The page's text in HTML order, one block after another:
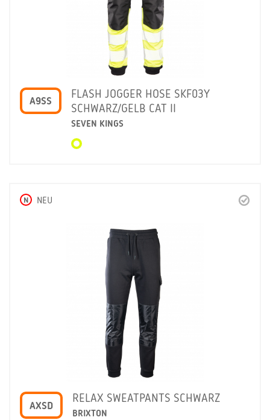
A9SS
FLASH JOGGER HOSE SKF03Y
SCHWARZ/GELB CAT II
SEVEN KINGS
N NEU
AXSD
RELAX SWEATPANTS SCHWARZ
BRIXTON